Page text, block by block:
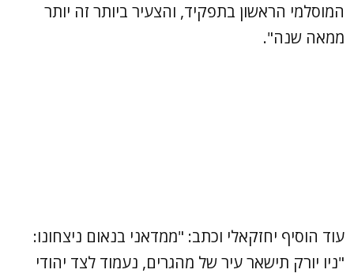
המוסלמי הראשון בתפקיד, והצעיר ביותר זה יותר
ממאה שנה".
עוד הוסיף יחזקאלי וכתב: "ממדאני בנאום ניצחונו:
"ניו יורק תישאר עיר של מהגרים, נעמוד לצד יהודי